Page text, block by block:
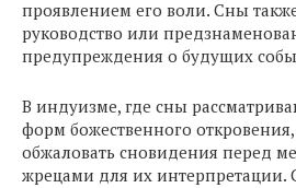
проявлением его воли. Сны
руководство или
предупреждения о будущих
В индуизме, где сны
форм божественного
обжаловать сновидения перед
жрецами для их интерпретации.